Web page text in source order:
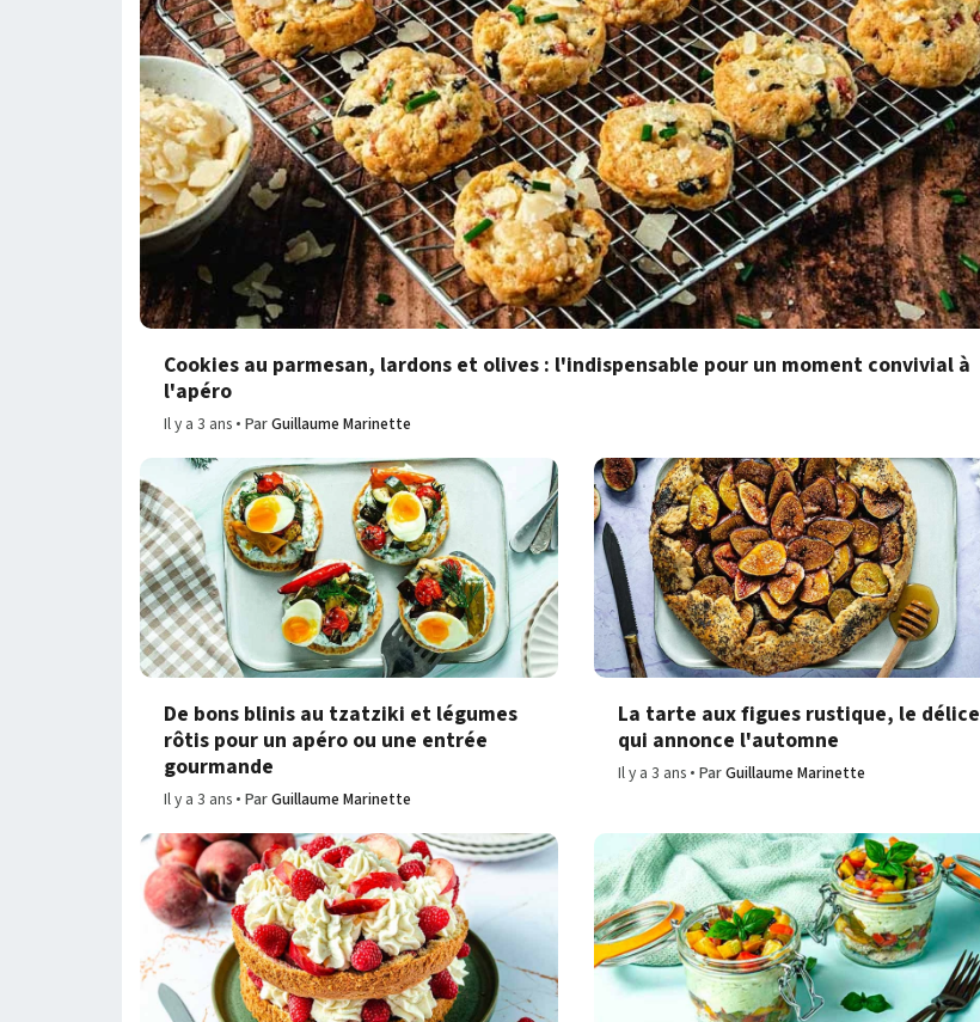
Cookies au parmesan, lardons et olives : l'indispensable pour un moment convivial à
l'apéro
Il y a 3 ans ParGuillaume Marinette
De bons blinis au tzatziki et légumes
rôtis pour un apéro ou une entrée
gourmande
Il y a 3 ans ParGuillaume Marinette
La tarte aux figues rustique, le délice
qui annonce l'automne
Il y a 3 ans ParGuillaume Marinette